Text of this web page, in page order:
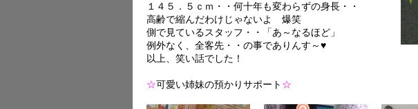
１４５．５ｃｍ・・何十年も変わらずの身長・・
高齢で縮んだわけじゃないよ 爆笑
側で見ているスタッフ・・「あ～なるほど」
例外なく、全客先・・の事でありんす～♥
以上、笑い話でした！
☆可愛い姉妹の預かりサポート ☆